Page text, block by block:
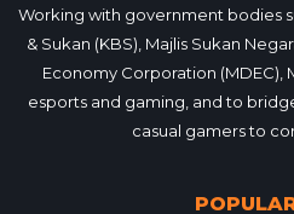
Working with government bodies
& Sukan (KBS), Majlis Sukan
Economy Corporation (MDEC),
esports and gaming, and to
casual gamers to